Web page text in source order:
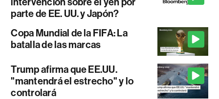
parte de EE. UU. y Japón?
Copa Mundial de la FIFA: La
batalla de las marcas
Trump afirma que EE.UU.
"mantendrá el estrecho" y lo
controlará